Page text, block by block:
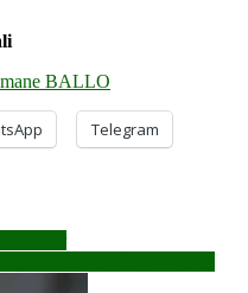
BALLO
Telegram